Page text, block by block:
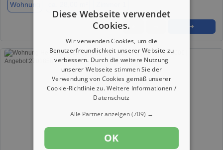
Wohnung
➜
Diese Webseite verwendet
Cookies.
Wir verwenden Cookies, um die
Benutzerfreundlichkeit unserer Website zu
verbessern. Durch die weitere Nutzung
unserer Webseite stimmen Sie der
Verwendung von Cookies gemäß unserer
Cookie-Richtlinie zu.Weitere Informationen /
Datenschutz
Alle Partner anzeigen(709) →
OK